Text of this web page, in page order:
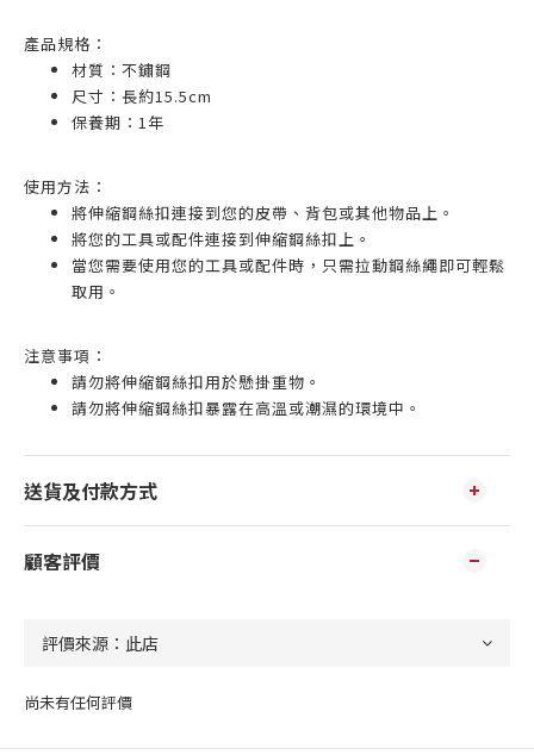
產品規格：
材質：不鏽鋼
尺寸：長約15.5cm
保養期：1年
使用方法：
將伸縮鋼絲扣連接到您的皮帶、背包或其他物品上。
將您的工具或配件連接到伸縮鋼絲扣上。
當您需要使用您的工具或配件時，只需拉動鋼絲繩即可輕鬆
取用。
注意事項：
請勿將伸縮鋼絲扣用於懸掛重物。
請勿將伸縮鋼絲扣暴露在高溫或潮濕的環境中。
送貨及付款方式
顧客評價
尚未有任何評價